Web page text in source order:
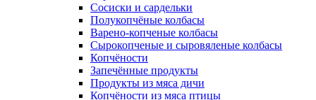
Сосиски и сардельки
Полукопчёные колбасы
Варено-копченые колбасы
Сырокопченые и сыровяленые колбасы
Копчёности
Запечённые продукты
Продукты из мяса дичи
Копчёности из мяса птицы